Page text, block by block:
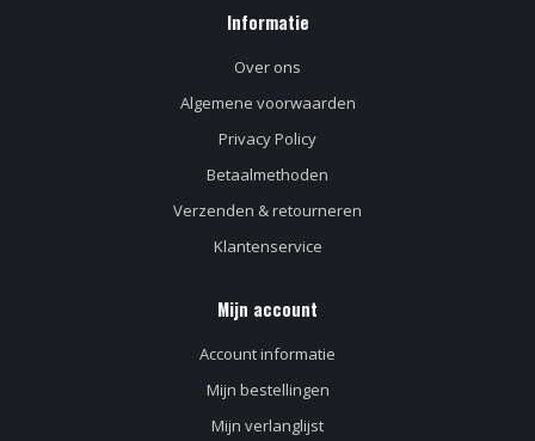
Informatie
Over ons
Algemene voorwaarden
Privacy Policy
Betaalmethoden
Verzenden & retourneren
Klantenservice
Mijn account
Account informatie
Mijn bestellingen
Mijn verlanglijst